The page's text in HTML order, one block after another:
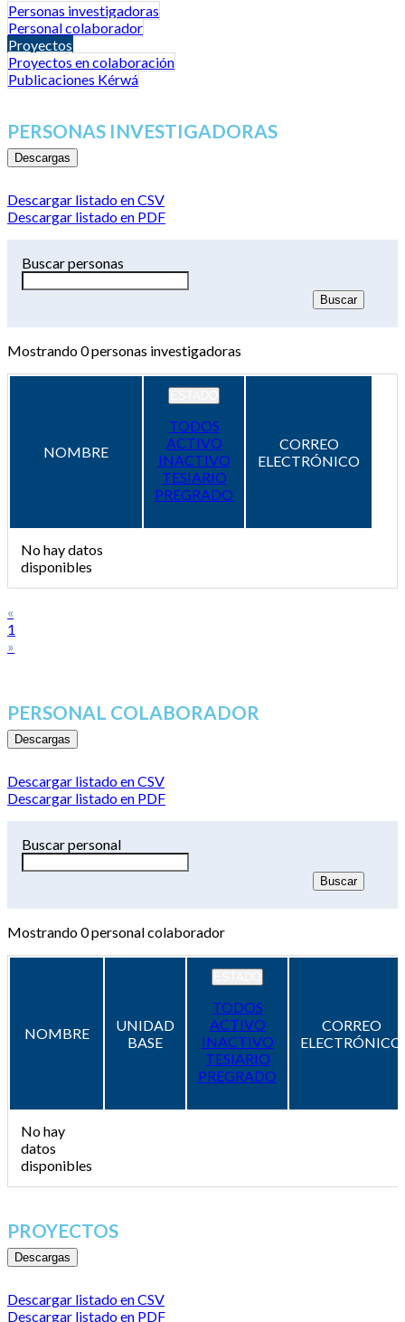
Personas investigadoras
Personal colaborador
Proyectos
Proyectos en colaboración
Publicaciones Kérwá
PERSONAS INVESTIGADORAS
Descargas
Descargar listado en CSV
Descargar listado en PDF
Buscar personas
Mostrando0personas investigadoras
NOMBRE
TODOS
ACTIVO
INACTIVO
TESIARIO
PREGRADO
CORREO
ELECTRÓNICO
No hay datos
disponibles
«
1
»
PERSONAL COLABORADOR
Descargas
Descargar listado en CSV
Descargar listado en PDF
Buscar personal
Mostrando0personal colaborador
NOMBRE
UNIDAD
BASE
TODOS
ACTIVO
INACTIVO
TESIARIO
PREGRADO
CORREO
ELECTRÓNICO
No hay
datos
disponibles
PROYECTOS
Descargas
Descargar listado en CSV
Descargar listado en PDF